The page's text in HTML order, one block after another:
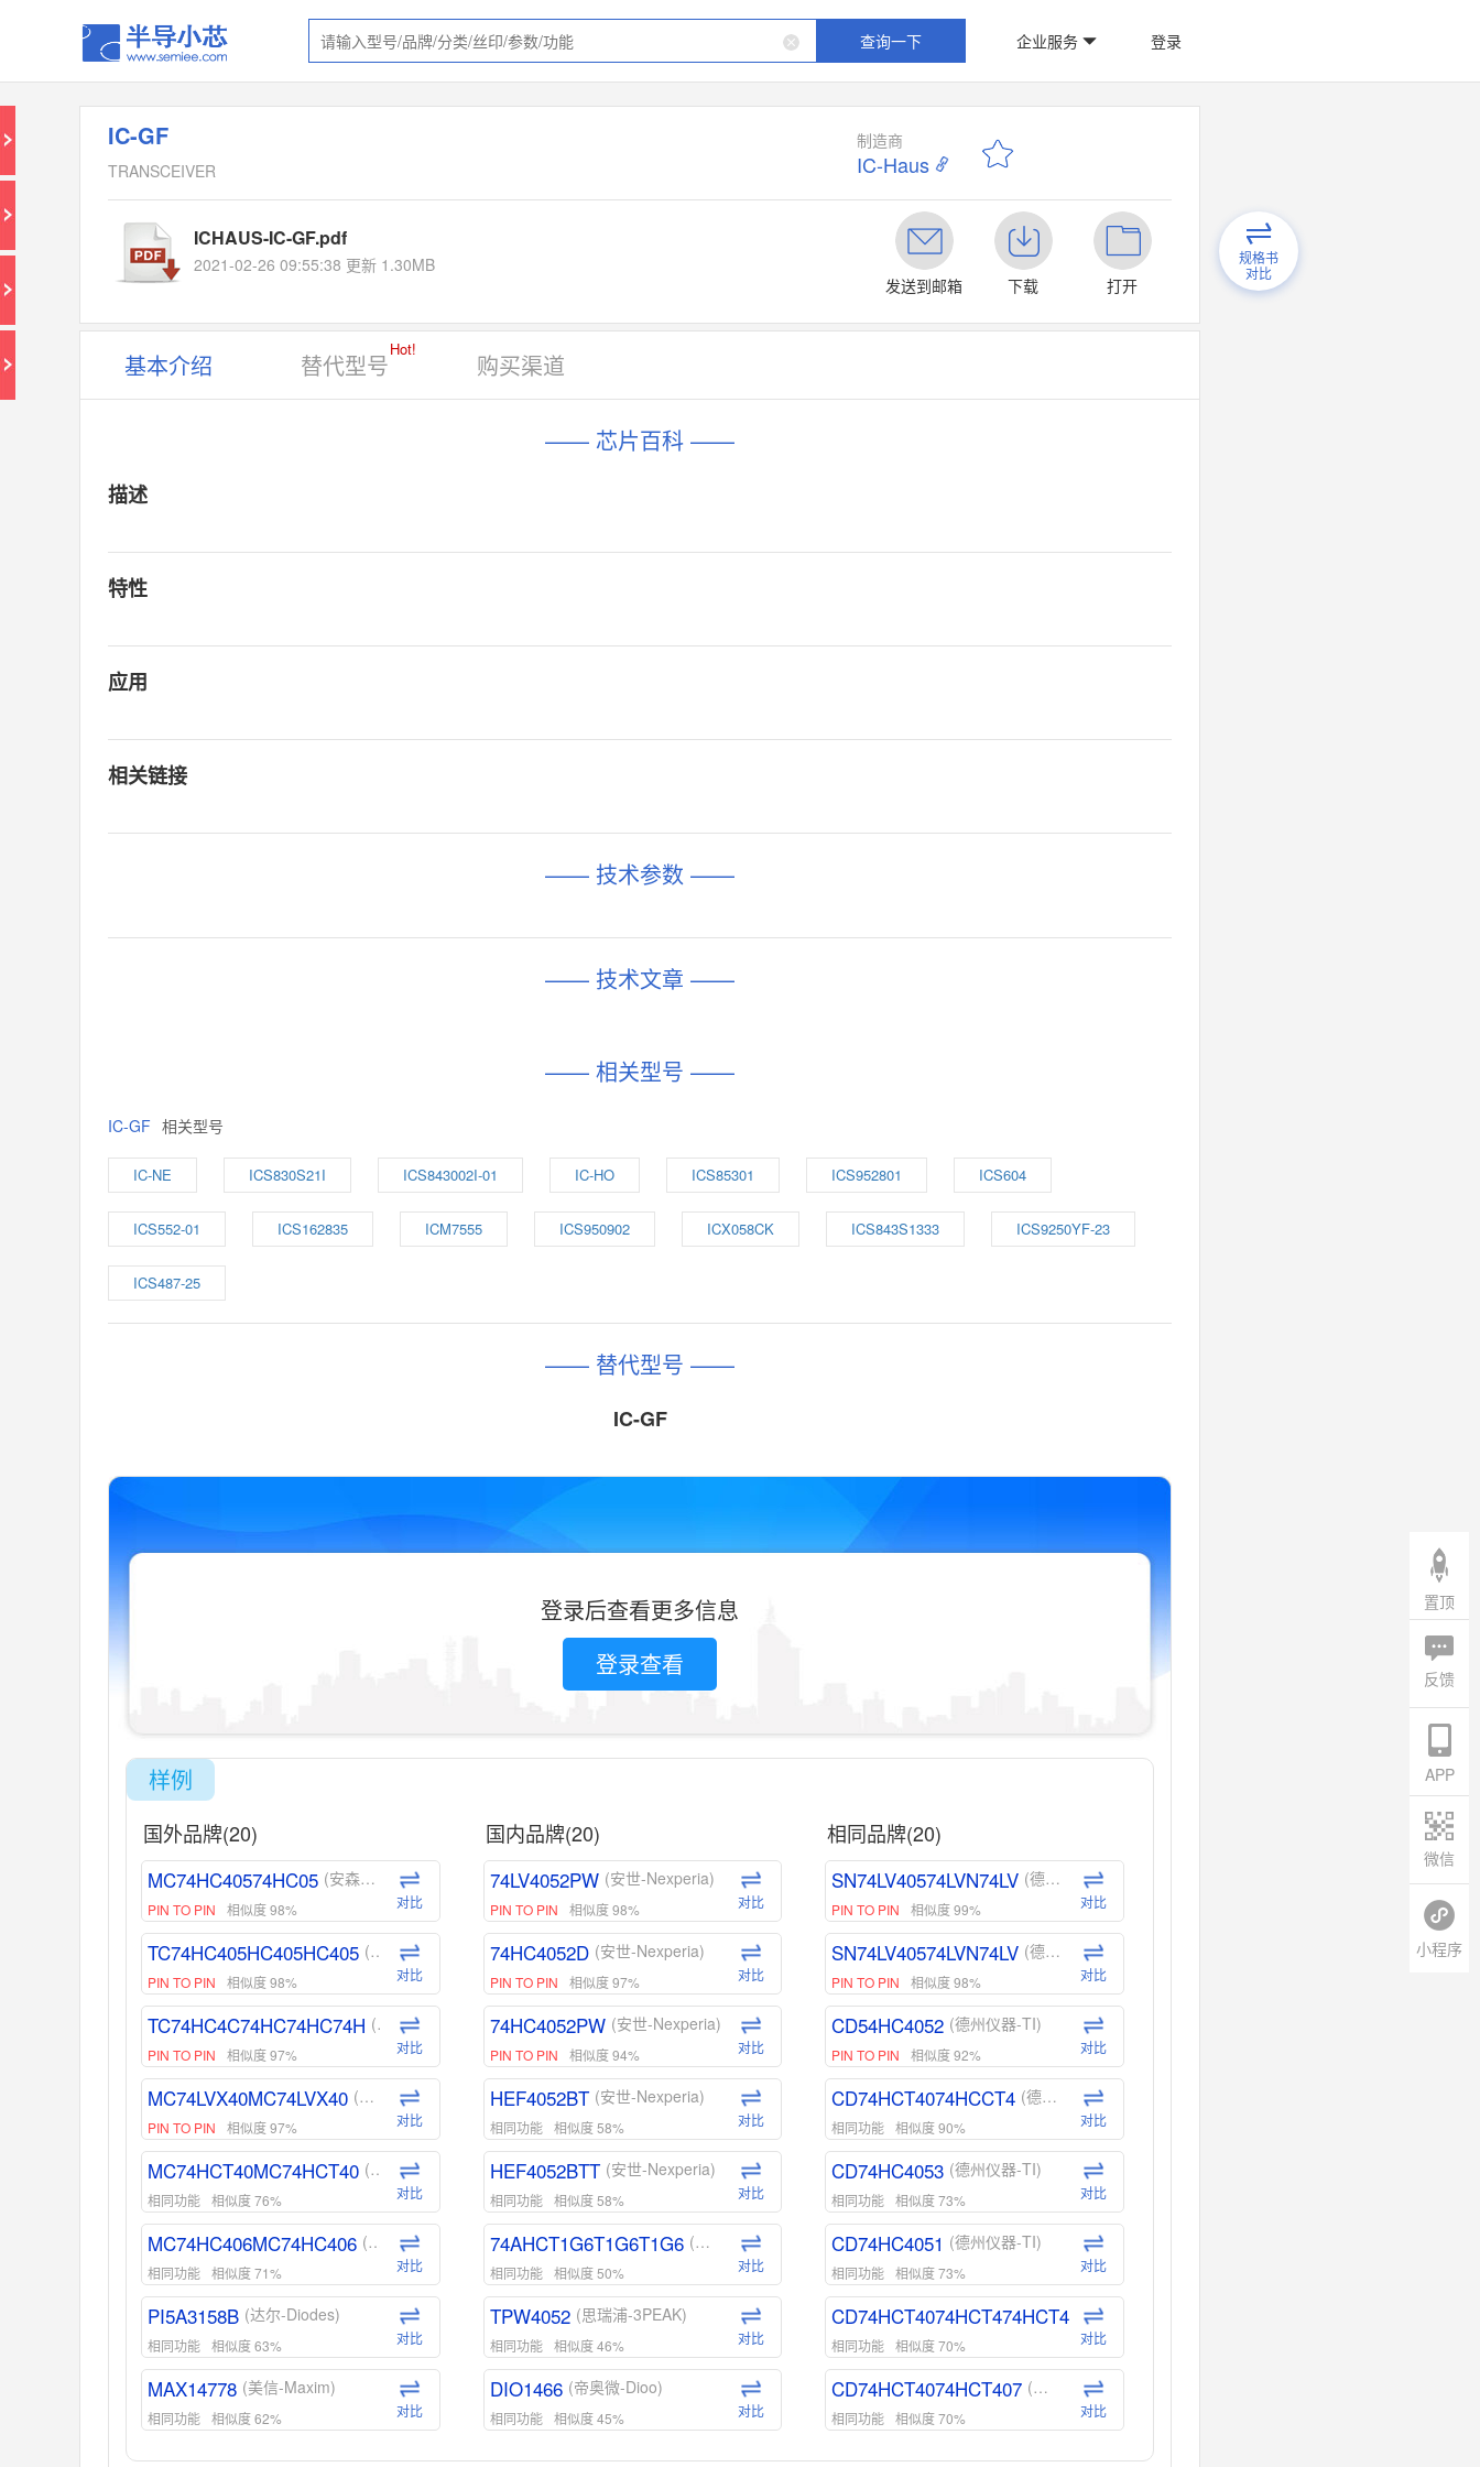
查询一下 企业服务 登录
IC-GF
TRANSCEIVER
制造商
IC-Haus
ICHAUS-IC-GF.pdf
2021-02-26 09:55:38 更新 1.30MB
发送到邮箱
下载 打开
规格书
对比
基本介绍 替代型号
Hot!
购买渠道
—— 芯片百科 ——
描述
特性
应用
相关链接
—— 技术参数 ——
—— 技术文章 ——
—— 相关型号 ——
IC-GF 相关型号
IC-NE ICS830S21I ICS843002I-01 IC-HO ICS85301 ICS952801 ICS604
ICS552-01 ICS162835 ICM7555 ICS950902 ICX058CK ICS843S1333 ICS9250YF-23
ICS487-25
—— 替代型号 ——
IC-GF
登录后查看更多信息
登录查看
样例
国外品牌(20)
MC74HC40574HC05 (安森美-ON)
PIN TO PIN 相似度 98% 对比
TC74HC405HC405HC405 (东芝-Toshiba)
PIN TO PIN 相似度 98% 对比
TC74HC4C74HC74HC74H (东芝-Toshiba)
PIN TO PIN 相似度 97% 对比
MC74LVX40MC74LVX40 (安森美-ON)
PIN TO PIN 相似度 97% 对比
MC74HCT40MC74HCT40 (安森美-ON)
相同功能 相似度 76% 对比
MC74HC406MC74HC406 (安森美-ON)
相同功能 相似度 71% 对比
PI5A3158B (达尔-Diodes)
相同功能 相似度 63% 对比
MAX14778 (美信-Maxim)
相同功能 相似度 62% 对比
ADG1439 (亚德诺-ADI)
国内品牌(20)
74LV4052PW (安世-Nexperia)
PIN TO PIN 相似度 98% 对比
74HC4052D (安世-Nexperia)
PIN TO PIN 相似度 97% 对比
74HC4052PW (安世-Nexperia)
PIN TO PIN 相似度 94% 对比
HEF4052BT (安世-Nexperia)
相同功能 相似度 58% 对比
HEF4052BTT (安世-Nexperia)
相同功能 相似度 58% 对比
74AHCT1G6T1G6T1G6 (安世-Nexperia)
相同功能 相似度 50% 对比
TPW4052 (思瑞浦-3PEAK)
相同功能 相似度 46% 对比
DIO1466 (帝奥微-Dioo)
相同功能 相似度 45% 对比
DIO1159 (帝奥微-Dioo)
相同品牌(20)
SN74LV40574LVN74LV (德州仪器-TI)
PIN TO PIN 相似度 99% 对比
SN74LV40574LVN74LV (德州仪器-TI)
PIN TO PIN 相似度 98% 对比
CD54HC4052 (德州仪器-TI)
PIN TO PIN 相似度 92% 对比
CD74HCT4074HCCT4 (德州仪器-TI)
相同功能 相似度 90% 对比
CD74HC4053 (德州仪器-TI)
相同功能 相似度 73% 对比
CD74HC4051 (德州仪器-TI)
相同功能 相似度 73% 对比
CD74HCT4074HCT474HCT4 (德州仪器-TI)
相同功能 相似度 70% 对比
CD74HCT4074HCT407 (德州仪器-TI)
相同功能 相似度 70% 对比
CD74HCT4D74HDCT40 (德州仪器-TI)
置顶
反馈
APP
微信
小程序